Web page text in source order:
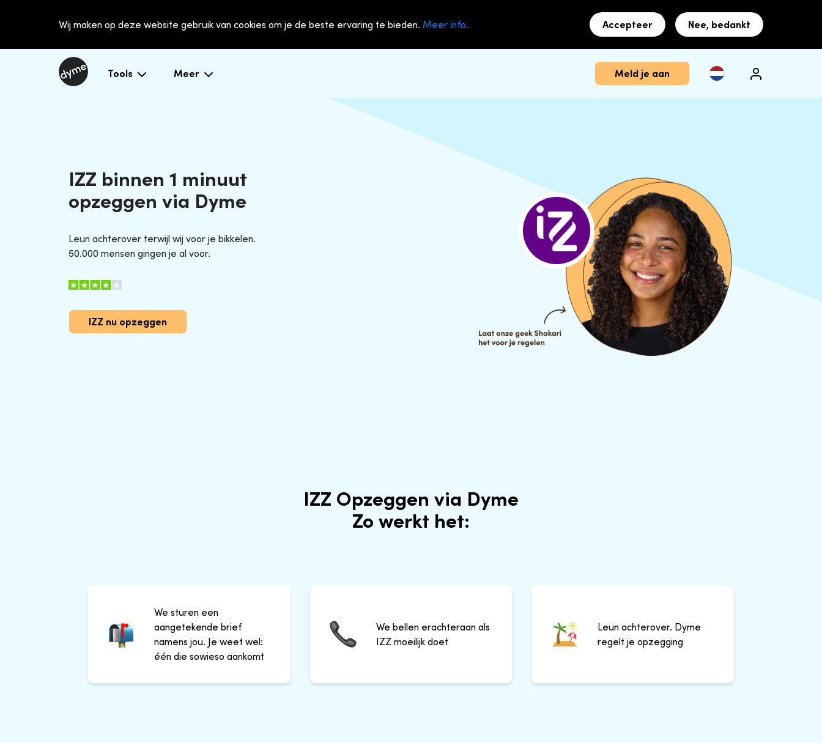
Wij maken op deze website gebruik van cookies om je de beste ervaring te bieden. Meer info. Accepteer Nee, bedankt
Tools Meer Meld je aan
IZZ binnen 1 minuut
opzeggen via Dyme
Leun achterover terwijl wij voor je bikkelen.
50.000 mensen gingen je al voor.
IZZ nu opzeggen
IZZ Opzeggen via Dyme
Zo werkt het:
We sturen een
aangetekende brief
namens jou. Je weet wel:
één die sowieso aankomt
We bellen erachteraan als
IZZ moeilijk doet
Leun achterover. Dyme
regelt je opzegging